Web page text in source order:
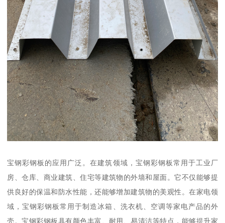
宝钢彩钢板的应用广泛。在建筑领域，宝钢彩钢板常用于工业厂
房、仓库、商业建筑、住宅等建筑物的外墙和屋面。它不仅能够提
供良好的保温和防水性能，还能够增加建筑物的美观性。在家电领
域，宝钢彩钢板常用于制造冰箱、洗衣机、空调等家电产品的外
壳。宝钢彩钢板具有颜色丰富、耐用、易清洁等特点，能够提升家